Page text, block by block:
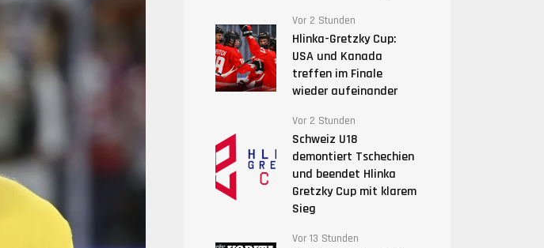
Vor 2 Stunden
Hlinka-Gretzky Cup:
USA und Kanada
treffen im Finale
wieder aufeinander
Vor 2 Stunden
Schweiz U18
demontiert Tschechien
und beendet Hlinka
Gretzky Cup mit klarem
Sieg
Vor 13 Stunden